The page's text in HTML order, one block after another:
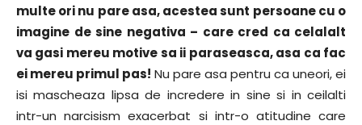
multe ori nu pare asa, acestea sunt persoane cu o
imagine de sine negativa – care cred ca celalalt
va gasi mereu motive sa ii paraseasca, asa ca fac
ei mereu primul pas! Nu pare asa pentru ca uneori, ei
isi mascheaza lipsa de incredere in sine si in ceilalti
intr-un narcisism exacerbat si intr-o atitudine care